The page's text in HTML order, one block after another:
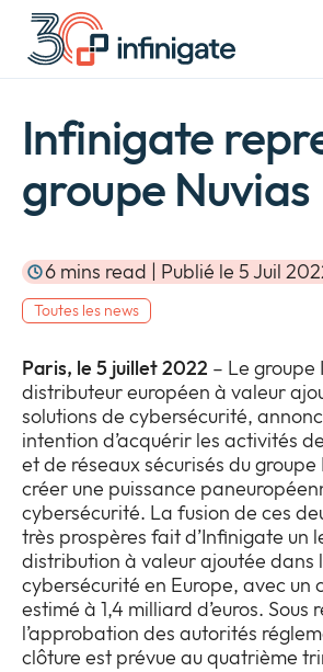
Passer
contenu
Entreprise
Newsroom
Vie privée
Infinigate
groupe Nuvias
6 mins read | Publié le 5 Juil
Toutes les news
Paris, le 5 juillet 2022 – Le
distributeur européen à valeur
solutions de cybersécurité,
intention d’acquérir les activités
et de réseaux sécurisés du
créer une puissance
cybersécurité. La fusion de ces
très prospères fait d’Infinigate un
distribution à valeur ajoutée dans
cybersécurité en Europe, avec un
estimé à 1,4 milliard d’euros. Sous
l’approbation des autorités
clôture est prévue au quatrième